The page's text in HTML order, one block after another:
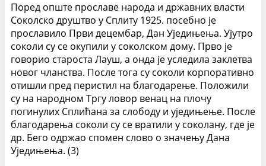
Поред опште прославе народа и државних власти
Соколско друштво у Сплиту 1925. посебно је
прославило Први децембар, Дан Уједињења. Ујутро
соколи су се окупили у соколском дому. Прво је
говорио староста Лауш, а онда је уследила заклетва
новог чланства. После тога су соколи корпоративно
отишли пред перистил на благодарење. Положили
су на народном Тргу ловор венац на плочу
погинулих Сплићана за слободу и уједињење. После
благодарења соколи су се вратили у соколану, где је
др. Бего одржао спомен слово о значењу Дана
Уједињења. (3)